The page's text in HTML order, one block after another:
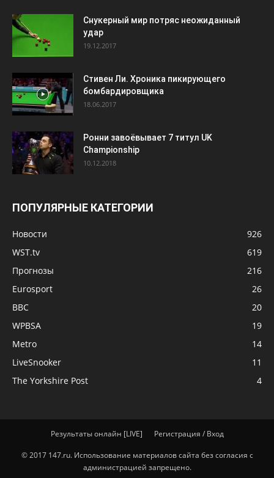
Снукерный мир потряс неожиданный
удар
19.12.2017
Стивен Ли. Хроника пикирующего
бомбардировщика
18.06.2017
Ронни завоёвывает 7 титул UK
Championship
10.12.2018
ПОПУЛЯРНЫЕ КАТЕГОРИИ
Новости
926
WST.tv
619
Прогнозы
216
Eurosport
26
BBC
20
WPBSA
19
Metro
14
LiveSnooker
11
The Yorkshire Post
4
Результаты онлайн [LIVE] Регистрация / Вход
© 2017 147.ru. Использование материалов сайта без согласия с
администрацией запрещено.